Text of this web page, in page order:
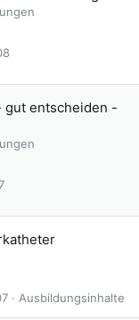
gut entscheiden -
Ausbildungsinhalte